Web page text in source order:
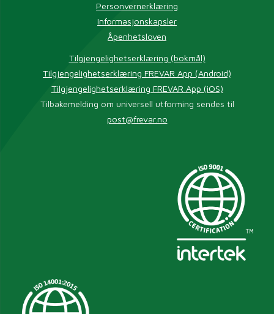
Personvernerklæring
Informasjonskapsler
Åpenhetsloven
Tilgjengelighetserklæring (bokmål)
Tilgjengelighetserklæring FREVAR App (Android)
Tilgjengelighetserklæring FREVAR App (iOS)
Tilbakemelding om universell utforming sendes til
post@frevar.no